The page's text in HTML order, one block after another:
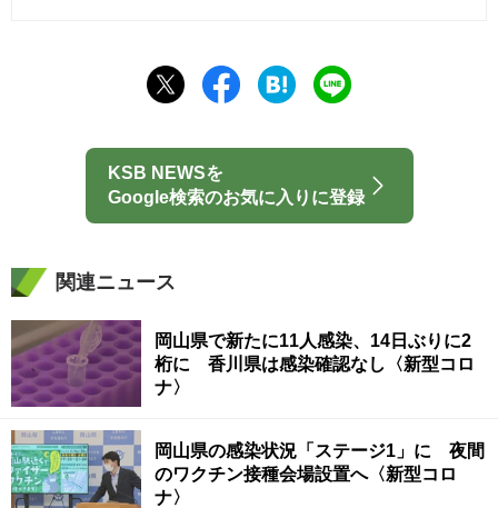
KSB NEWSを
Google検索のお気に入りに登録
関連ニュース
岡山県で新たに11人感染、14日ぶりに2
桁に 香川県は感染確認なし〈新型コロ
ナ〉
岡山県の感染状況「ステージ1」に 夜間
のワクチン接種会場設置へ〈新型コロ
ナ〉